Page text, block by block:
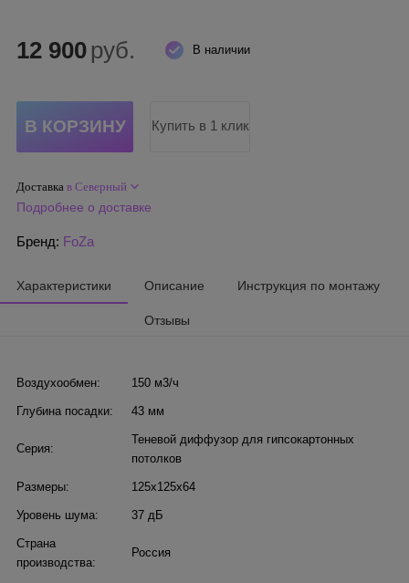
В наличии
12 900 руб.
Купить в 1 клик
Доставка в Северный
Подробнее о доставке
Бренд: FoZa
Характеристики Описание Инструкция по монтажу
Отзывы
Воздухообмен: 150 м3/ч
Глубина посадки: 43 мм
Серия:
Теневой диффузор для гипсокартонных
потолков
Размеры: 125х125х64
Уровень шума: 37 дБ
Страна
производства:
Россия